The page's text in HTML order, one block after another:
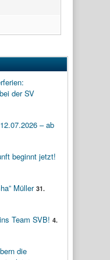
der SV
– ab
beginnt jetzt!
Müller 31.
Team SVB! 4.
die